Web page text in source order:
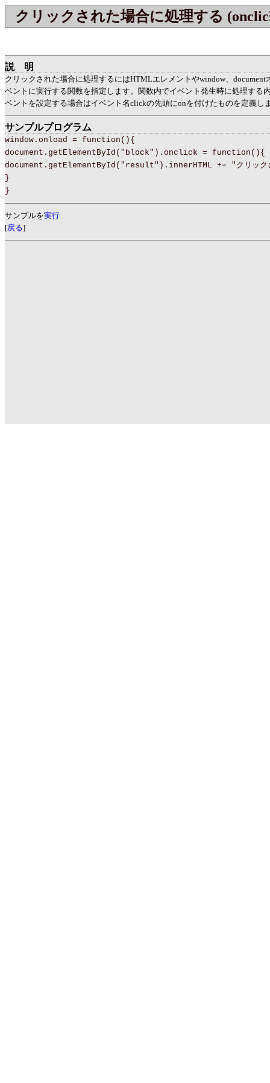
クリックされた場合に処理する
説明
クリックされた場合に処理するにはHTMLエレメントやwindow、
ベントに実行する関数を指定します。関数内でイベント発生時に処理する
ベントを設定する場合はイベント名clickの先頭にonを付けたものを定義し
サンプルプログラム
window.onload = function(){
document.getElementById("block").onclick = function(){
document.getElementById("result").innerHTML += "クリック
}
}
サンプルを実行
[戻る]